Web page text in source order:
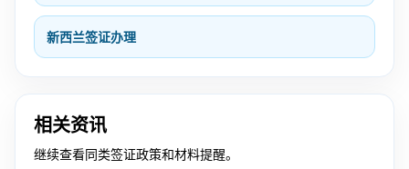
新西兰签证办理
相关资讯
继续查看同类签证政策和材料提醒。